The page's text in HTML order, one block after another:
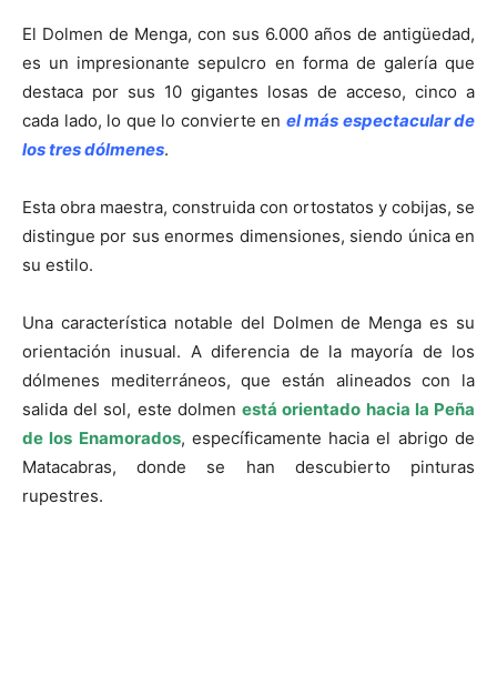
El Dolmen de Menga, con sus 6.000 años de antigüedad,
es un impresionante sepulcro en forma de galería que
destaca por sus 10 gigantes losas de acceso, cinco a
cada lado, lo que lo convierte en el más espectacular de
los tres dólmenes.
Esta obra maestra, construida con ortostatos y cobijas, se
distingue por sus enormes dimensiones, siendo única en
su estilo.
Una característica notable del Dolmen de Menga es su
orientación inusual. A diferencia de la mayoría de los
dólmenes mediterráneos, que están alineados con la
salida del sol, este dolmenestá orientado hacia la Peña
de los Enamorados, específicamente hacia el abrigo de
Matacabras, donde se han descubierto pinturas
rupestres.